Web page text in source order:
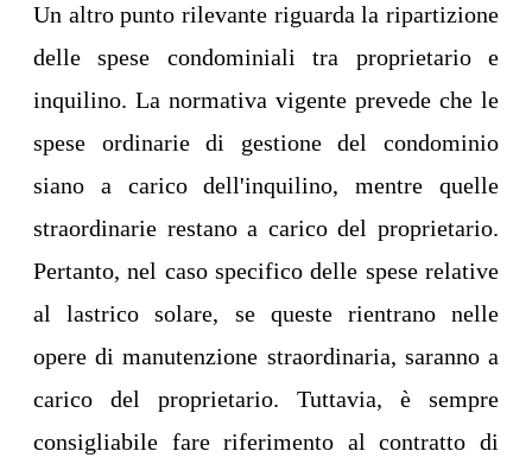
Un altro punto rilevante riguarda la ripartizione
delle spese condominiali tra proprietario e
inquilino. La normativa vigente prevede che le
spese ordinarie di gestione del condominio
siano a carico dell'inquilino, mentre quelle
straordinarie restano a carico del proprietario.
Pertanto, nel caso specifico delle spese relative
al lastrico solare, se queste rientrano nelle
opere di manutenzione straordinaria, saranno a
carico del proprietario. Tuttavia, è sempre
consigliabile fare riferimento al contratto di